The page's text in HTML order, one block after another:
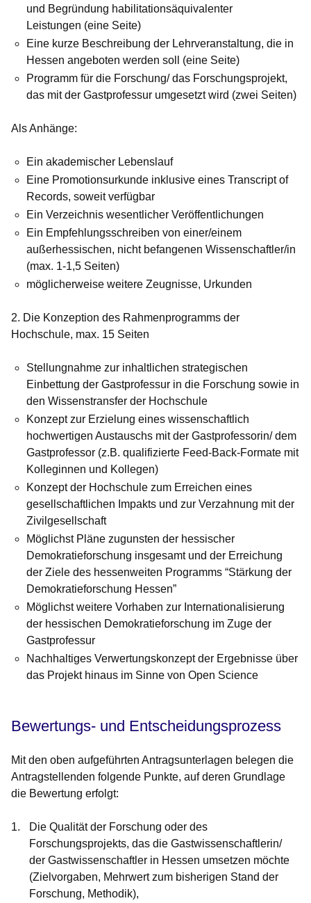
und Begründung habilitationsäquivalenter
Leistungen (eine Seite)
Eine kurze Beschreibung der Lehrveranstaltung, die in
Hessen angeboten werden soll (eine Seite)
Programm für die Forschung/ das Forschungsprojekt,
das mit der Gastprofessur umgesetzt wird (zwei Seiten)
Als Anhänge:
Ein akademischer Lebenslauf
Eine Promotionsurkunde inklusive eines Transcript of
Records, soweit verfügbar
Ein Verzeichnis wesentlicher Veröffentlichungen
Ein Empfehlungsschreiben von einer/einem
außerhessischen, nicht befangenen Wissenschaftler/in
(max. 1-1,5 Seiten)
möglicherweise weitere Zeugnisse, Urkunden
2. Die Konzeption des Rahmenprogramms der
Hochschule, max. 15 Seiten
Stellungnahme zur inhaltlichen strategischen
Einbettung der Gastprofessur in die Forschung sowie in
den Wissenstransfer der Hochschule
Konzept zur Erzielung eines wissenschaftlich
hochwertigen Austauschs mit der Gastprofessorin/ dem
Gastprofessor (z.B. qualifizierte Feed-Back-Formate mit
Kolleginnen und Kollegen)
Konzept der Hochschule zum Erreichen eines
gesellschaftlichen Impakts und zur Verzahnung mit der
Zivilgesellschaft
Möglichst Pläne zugunsten der hessischer
Demokratieforschung insgesamt und der Erreichung
der Ziele des hessenweiten Programms “Stärkung der
Demokratieforschung Hessen”
Möglichst weitere Vorhaben zur Internationalisierung
der hessischen Demokratieforschung im Zuge der
Gastprofessur
Nachhaltiges Verwertungskonzept der Ergebnisse über
das Projekt hinaus im Sinne von Open Science
Bewertungs- und Entscheidungsprozess
Mit den oben aufgeführten Antragsunterlagen belegen die
Antragstellenden folgende Punkte, auf deren Grundlage
die Bewertung erfolgt:
Die Qualität der Forschung oder des
Forschungsprojekts, das die Gastwissenschaftlerin/
der Gastwissenschaftler in Hessen umsetzen möchte
(Zielvorgaben, Mehrwert zum bisherigen Stand der
Forschung, Methodik),